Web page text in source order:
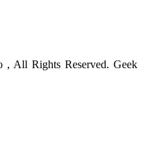
, All Rights Reserved. Geek